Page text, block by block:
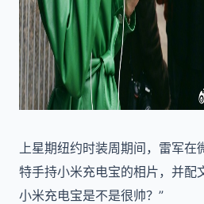
上星期纽约时装周期间，雷军在
特手持小米充电宝的相片，并配
小米充电宝是不是很帅？”